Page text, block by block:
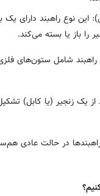
این نوع راهبند دارای
باز یا بسته می‌کند.
راهبند شامل ستون‌های
از یک زنجیر (یا
در حالت عادی